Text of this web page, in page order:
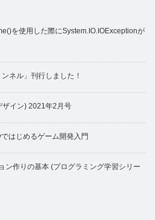
を使用した際にSystem.IO.IOExceptionが
ネル」刊行しました！
イン) 2021年2月号
はじめるゲーム開発入門
ン作りの基本 (プログラミング学習シリー